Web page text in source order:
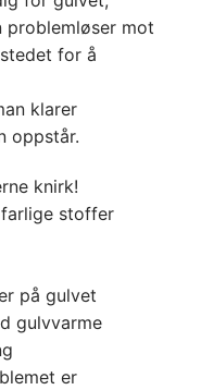
problemløser mot
for å
klarer
oppstår.
knirk!
stoffer
på gulvet
gulvvarme
er